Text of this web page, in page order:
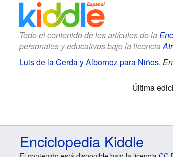
Todo el contenido de los artículos de la
personales y educativos bajo la licencia
Luis de la Cerda y Albornoz para Niños.
Última
Enciclopedia Kiddle